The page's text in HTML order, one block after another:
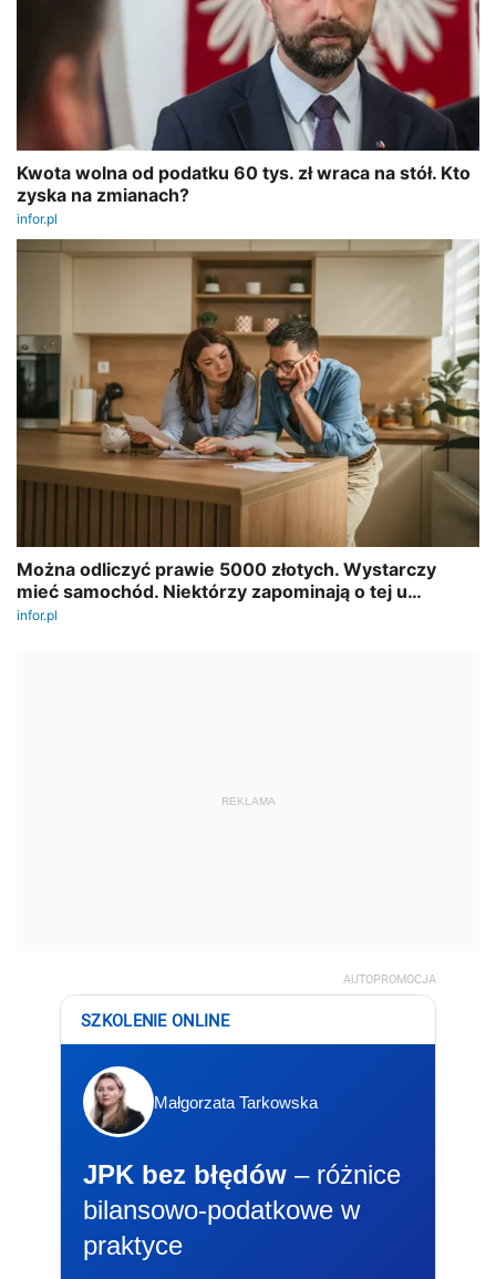
REKLAMA
AUTOPROMOCJA
SZKOLENIE ONLINE
Małgorzata Tarkowska
JPK bez błędów – różnice
bilansowo-podatkowe w
praktyce